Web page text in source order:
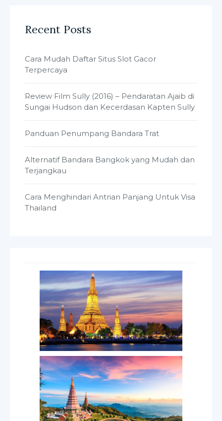
Recent Posts
Cara Mudah Daftar Situs Slot Gacor
Terpercaya
Review Film Sully (2016) – Pendaratan Ajaib di
Sungai Hudson dan Kecerdasan Kapten Sully
Panduan Penumpang Bandara Trat
Alternatif Bandara Bangkok yang Mudah dan
Terjangkau
Cara Menghindari Antrian Panjang Untuk Visa
Thailand